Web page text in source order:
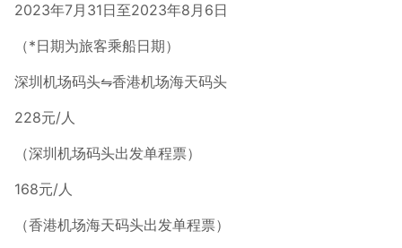
2023年7月31日至2023年8月6日
（*日期为旅客乘船日期）
深圳机场码头⇋香港机场海天码头
228元/人
（深圳机场码头出发单程票）
168元/人
（香港机场海天码头出发单程票）